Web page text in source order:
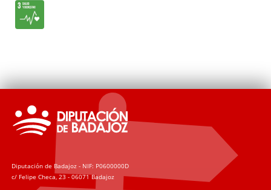
Diputación de Badajoz - NIF: P0600000D
c/ Felipe Checa, 23 - 06071 Badajoz